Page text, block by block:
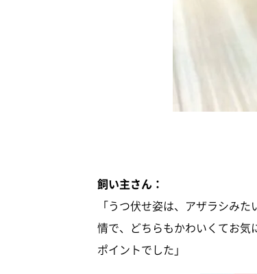
飼い主さん：
「うつ伏せ姿は、アザラシみ
情で、どちらもかわいくてお
ポイントでした」